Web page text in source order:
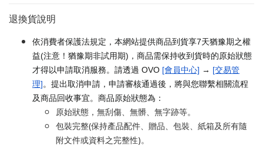
退換貨說明
依消費者保護法規定，本網站提供商品到貨享7天猶豫期之權
益(注意！猶豫期非試用期)，商品需保持收到貨時的原始狀態
才得以申請取消服務。請透過 OVO [會員中心] → [交易管
理]。提出取消申請，申請審核通過後，將與您聯繫相關流程
及商品回收事宜。商品原始狀態為：
原始狀態，無刮傷、無髒、無字跡等。
包裝完整(保持產品配件、贈品、包裝、紙箱及所有隨
附文件或資料之完整性)。